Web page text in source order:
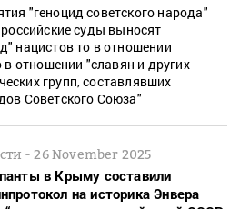
"геноцид советского народа"
суды выносят
нацистов то в отношении
в отношении "славян и других
групп, составлявших
Советского Союза"
-26 November 2025
в Крыму составили
на историка Энвера